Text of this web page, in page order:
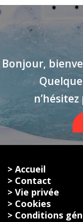
Bonjour,
> Accueil
> Contact
> Vie privée
> Cookies
> Conditions